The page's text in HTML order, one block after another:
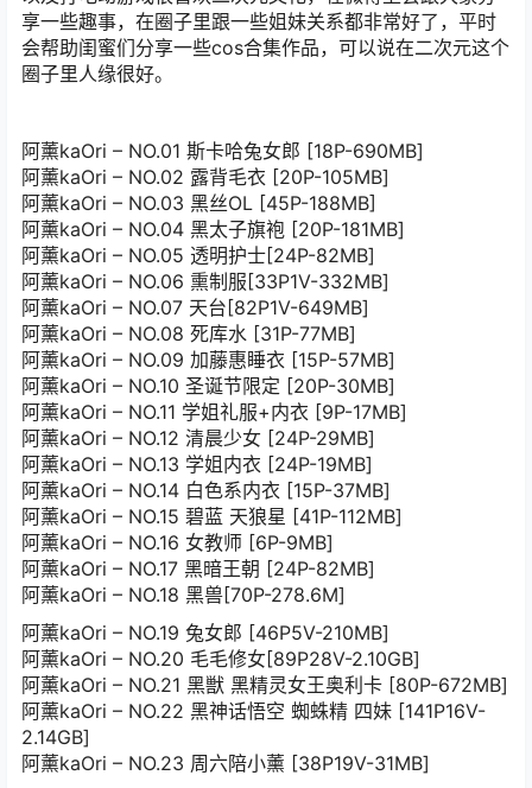
享一些趣事，在圈子里跟一些姐妹关系都非常好了，平时
会帮助闺蜜们分享一些cos合集作品，可以说在二次元这个
圈子里人缘很好。
阿薰kaOri – NO.01 斯卡哈兔女郎 [18P-690MB]
阿薰kaOri – NO.02 露背毛衣 [20P-105MB]
阿薰kaOri – NO.03 黑丝OL [45P-188MB]
阿薰kaOri – NO.04 黑太子旗袍 [20P-181MB]
阿薰kaOri – NO.05 透明护士[24P-82MB]
阿薰kaOri – NO.06 熏制服[33P1V-332MB]
阿薰kaOri – NO.07 天台[82P1V-649MB]
阿薰kaOri – NO.08 死库水 [31P-77MB]
阿薰kaOri – NO.09 加藤惠睡衣 [15P-57MB]
阿薰kaOri – NO.10 圣诞节限定 [20P-30MB]
阿薰kaOri – NO.11 学姐礼服+内衣 [9P-17MB]
阿薰kaOri – NO.12 清晨少女 [24P-29MB]
阿薰kaOri – NO.13 学姐内衣 [24P-19MB]
阿薰kaOri – NO.14 白色系内衣 [15P-37MB]
阿薰kaOri – NO.15 碧蓝 天狼星 [41P-112MB]
阿薰kaOri – NO.16 女教师 [6P-9MB]
阿薰kaOri – NO.17 黑暗王朝 [24P-82MB]
阿薰kaOri – NO.18 黑兽[70P-278.6M]
阿薰kaOri – NO.19 兔女郎 [46P5V-210MB]
阿薰kaOri – NO.20 毛毛修女[89P28V-2.10GB]
阿薰kaOri – NO.21 黑獣 黑精灵女王奥利卡 [80P-672MB]
阿薰kaOri – NO.22 黑神话悟空 蜘蛛精 四妹 [141P16V-
2.14GB]
阿薰kaOri – NO.23 周六陪小薰 [38P19V-31MB]